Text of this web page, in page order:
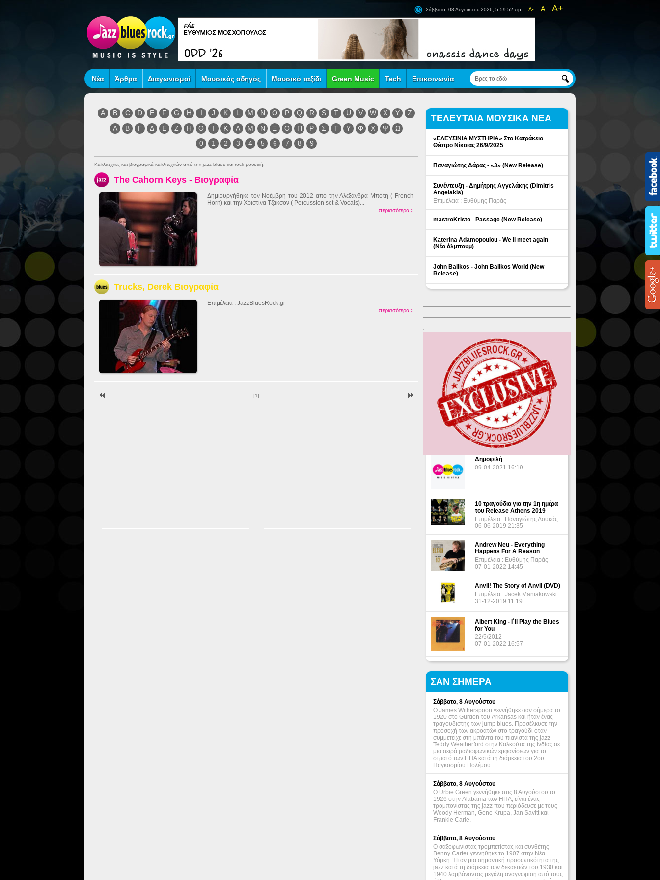
A- A A+
Σάββατο, 08 Αυγούστου 2026, 5:59:52 πμ
Νέα Άρθρα Διαγωνισμοί Μουσικός οδηγός Μουσικό ταξίδι Green Music Tech Επικοινωνία
A B C D E F G H I J K L M N O P Q R S T U V W X Y
Z
Α
Β Γ Δ Ε Ζ Η Θ Ι Κ Λ Μ Ν Ξ Ο Π Ρ Σ Τ Υ Φ Χ Ψ
Ω
0
1 2 3 4 5 6 7 8 9
Καλλιτέχνες και βιογραφικά καλλιτεχνών από την jazz blues και rock μουσική.
The Cahorn Keys - Βιογραφία
Δημιουργήθηκε τον Νοέμβρη του 2012 από την Αλεξάνδρα Μπότη ( French
Horn) και την Χριστίνα Τζάκσον ( Percussion set & Vocals)...
περισσότερα >
Trucks, Derek Βιογραφία
Επιμέλεια : JazzBluesRock.gr
περισσότερα >
|1 |
ΤΕΛΕΥΤΑΙΑ ΜΟΥΣΙΚΑ ΝΕΑ
«ΕΛΕΥΣΙΝΙΑ ΜΥΣΤΗΡΙΑ» Στο Κατράκειο
Θέατρο Νίκαιας 26/9/2025
Παναγιώτης Δάρας - «3» (New Release)
Συνέντευξη - Δημήτρης Αγγελάκης (Dimitris
Angelakis)
Επιμέλεια : Ευθύμης Παράς
mastroKristo - Passage (New Release)
Katerina Adamopoulou - We ll meet again
(Νέο άλμπουμ)
John Balikos - John Balikos World (New
Release)
ΔΗΜΟΦΙΛΗ ΘΕΜΑΤΑ
Δημοφιλή
09-04-2021 16:19
10 τραγούδια για την 1η ημέρα
του Release Athens 2019
Επιμέλεια : Παναγιώτης Λουκάς
06-06-2019 21:35
Andrew Neu - Everything
Happens For A Reason
Επιμέλεια : Ευθύμης Παράς
07-01-2022 14:45
Anvil! The Story of Anvil (DVD)
Επιμέλεια : Jacek Maniakowski
31-12-2019 11:19
Albert King - I΄ll Play the Blues
for You
22/5/2012
07-01-2022 16:57
ΣΑΝ ΣΗΜΕΡΑ
Σάββατο, 8 Αυγούστου
Ο James Witherspoon γεννήθηκε σαν σήμερα το
1920 στο Gurdon του Arkansas και ήταν ένας
τραγουδιστής των jump blues. Προσέλκυσε την
προσοχή των ακροατών στο τραγούδι όταν
συμμετείχε στη μπάντα του πιανίστα της jazz
Teddy Weatherford στην Καλκούτα της Ινδίας σε
μια σειρά ραδιοφωνικών εμφανίσεων για το
στρατό των ΗΠΑ κατά τη διάρκεια του 2ου
Παγκοσμίου Πολέμου.
Σάββατο, 8 Αυγούστου
Ο Urbie Green γεννήθηκε στις 8 Αυγούστου το
1926 στην Alabama των ΗΠΑ, είναι ένας
τρομπονίστας της jazz που περιόδευσε με τους
Woody Herman, Gene Krupa, Jan Savitt και
Frankie Carle.
Σάββατο, 8 Αυγούστου
Ο σαξοφωνίστας τρομπετίστας και συνθέτης
Benny Carter γεννήθηκε το 1907 στην Νέα
Υόρκη. Ήταν μια σημαντική προσωπικότητα της
jazz κατά τη διάρκεια των δεκαετιών του 1930 και
1940 λαμβάνοντας μεγάλη αναγνώριση από τους